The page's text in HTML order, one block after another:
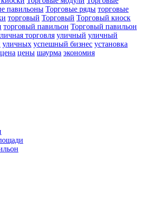
павильоны Торговые ряды торговые
торговый Торговый Торговый киоск
торговый павильон Торговый павильон
торговля уличный уличный
уличных успешный бизнес установка
цена цены шаурма экономия